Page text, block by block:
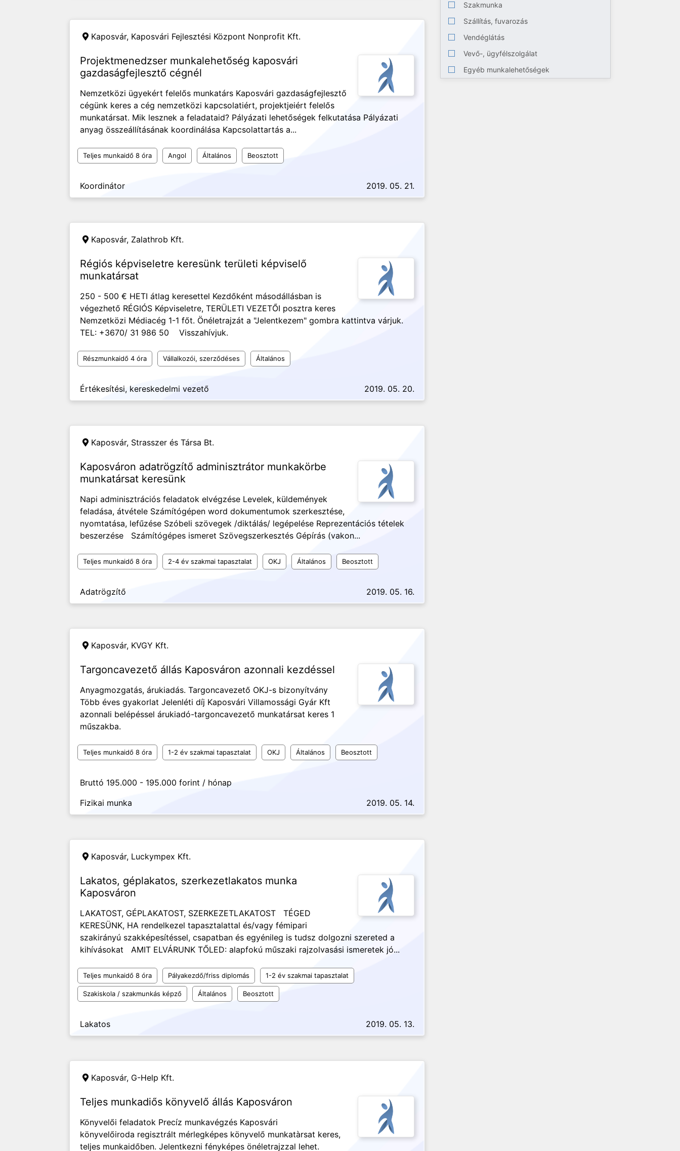
Kaposvár, Kaposvári Fejlesztési Központ Nonprofit Kft.
Projektmenedzser munkalehetőség kaposvári
gazdaságfejlesztő cégnél
Nemzetközi ügyekért felelős munkatárs Kaposvári gazdaságfejlesztő
cégünk keres a cég nemzetközi kapcsolatiért, projektjeiért felelős
munkatársat. Mik lesznek a feladataid? Pályázati lehetőségek felkutatása Pályázati
anyag összeállításának koordinálása Kapcsolattartás a...
Teljes munkaidő 8 óra Angol Általános Beosztott
Koordinátor 2019. 05. 21.
Kaposvár, Zalathrob Kft.
Régiós képviseletre keresünk területi képviselő
munkatársat
250 - 500 € HETI átlag keresettel Kezdőként másodállásban is
végezhető RÉGIÓS Képviseletre, TERÜLETI VEZETŐI posztra keres
Nemzetközi Médiacég 1-1 főt. Önéletrajzát a "Jelentkezem" gombra kattintva várjuk.
TEL: +3670/ 31 986 50 Visszahívjuk.
Részmunkaidő 4 óra Vállalkozói, szerződéses Általános
Értékesítési, kereskedelmi vezető 2019. 05. 20.
Kaposvár, Strasszer és Társa Bt.
Kaposváron adatrögzítő adminisztrátor munkakörbe
munkatársat keresünk
Napi adminisztrációs feladatok elvégzése Levelek, küldemények
feladása, átvétele Számítógépen word dokumentumok szerkesztése,
nyomtatása, lefűzése Szóbeli szövegek /diktálás/ legépelése Reprezentációs tételek
beszerzése Számítógépes ismeret Szövegszerkesztés Gépírás (vakon...
Teljes munkaidő 8 óra 2-4 év szakmai tapasztalat OKJ Általános Beosztott
Adatrögzítő 2019. 05. 16.
Kaposvár, KVGY Kft.
Targoncavezető állás Kaposváron azonnali kezdéssel
Anyagmozgatás, árukiadás. Targoncavezető OKJ-s bizonyítvány
Több éves gyakorlat Jelenléti díj Kaposvári Villamossági Gyár Kft
azonnali belépéssel árukiadó-targoncavezető munkatársat keres 1
műszakba.
Teljes munkaidő 8 óra 1-2 év szakmai tapasztalat OKJ Általános Beosztott
Bruttó 195.000 - 195.000 forint / hónap
Fizikai munka
2019. 05. 14.
Kaposvár, Luckympex Kft.
Lakatos, géplakatos, szerkezetlakatos munka
Kaposváron
LAKATOST, GÉPLAKATOST, SZERKEZETLAKATOST TÉGED
KERESÜNK, HA rendelkezel tapasztalattal és/vagy fémipari
szakirányú szakképesítéssel, csapatban és egyénileg is tudsz dolgozni szereted a
kihívásokat AMIT ELVÁRUNK TŐLED: alapfokú műszaki rajzolvasási ismeretek jó...
Teljes munkaidő 8 óra Pályakezdő/friss diplomás 1-2 év szakmai tapasztalat
Szakiskola / szakmunkás képző Általános Beosztott
Lakatos 2019. 05. 13.
Kaposvár, G-Help Kft.
Teljes munkadiős könyvelő állás Kaposváron
Könyvelői feladatok Precíz munkavégzés Kaposvári
könyvelőiroda regisztrált mérlegképes könyvelő munkatàrsat keres,
teljes munkaidőben. Jelentkezni fényképes önéletrajzzal lehet.
Szakmunka
Szállítás, fuvarozás
Vendéglátás
Vevő-, ügyfélszolgálat
Egyéb munkalehetőségek